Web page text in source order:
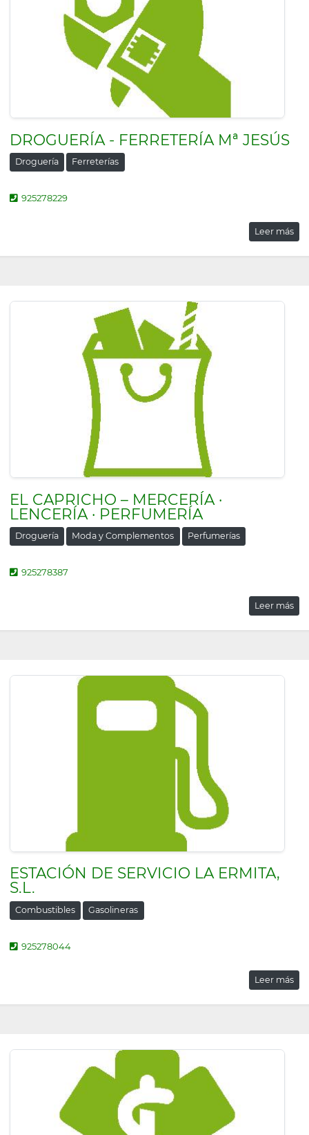
DROGUERÍA - FERRETERÍA Mª JESÚS
Droguería Ferreterías
925278229
Leer más
EL CAPRICHO – MERCERÍA ·
LENCERÍA · PERFUMERÍA
Droguería Moda y Complementos Perfumerías
925278387
Leer más
ESTACIÓN DE SERVICIO LA ERMITA,
S.L.
Combustibles Gasolineras
925278044
Leer más